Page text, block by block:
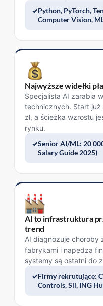
Python, PyTorch,
Computer Vision,
Najwyższe widełki
Specjalista AI zarabia
technicznych. Start
zł, a ścieżka wzrostu
rynku.
Senior AI/ML: 20
Salary Guide 2025)
AI to infrastruktura
trend
AI diagnozuje choroby
fabrykami i napędza
systemy są ostatni do
Firmy rekrutujące:
Controls, Sii, ING